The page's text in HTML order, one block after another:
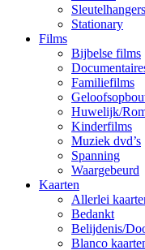
Sleutelhangers
Stationary
Films
Bijbelse films
Familiefilms
Huwelijk/
Kinderfilms
Muziek dvd’s
Spanning
Waargebeurd
Kaarten
Allerlei
Bedankt
Belijdenis/
Blanco